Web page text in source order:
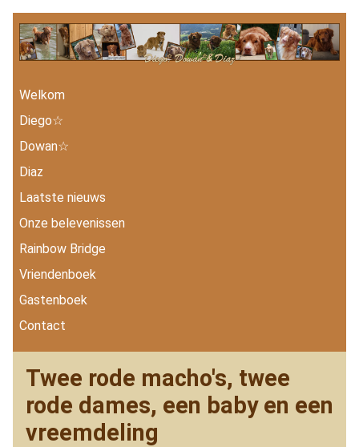
Welkom
Diego☆
Dowan☆
Diaz
Laatste nieuws
Onze belevenissen
Rainbow Bridge
Vriendenboek
Gastenboek
Contact
Twee rode macho's, twee
rode dames, een baby en een
vreemdeling